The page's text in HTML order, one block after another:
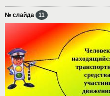
№ слайда 11